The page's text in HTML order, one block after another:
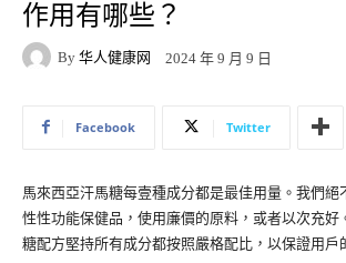
作用有哪些？
By 华人健康网 2024 年 9 月 9 日
Facebook Twitter
馬來西亞汗馬糖每壹種成分都是最佳用量。我們絕
性性功能保健品，使用廉價的原料，或者以次充好
糖配方堅持所有成分都按照嚴格配比，以保證用戶